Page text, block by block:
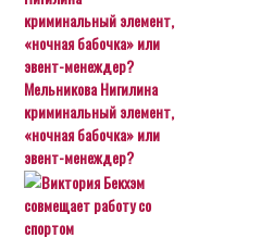
Мельникова Нигилина
криминальный элемент,
«ночная бабочка» или
эвент-менеждер?